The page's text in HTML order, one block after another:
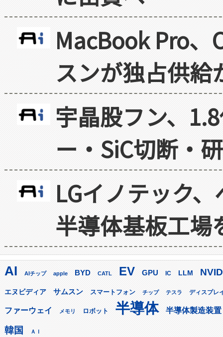
MacBook Pro
スンが独占供給
宇晶股フン、
ー・SiC切断・
LGイノテック
半導体基板工場
AI AIチップ apple BYD CATL EV GPU IC LLM
エヌビディア サムスン スマートフォン チップ テスラ ディスプレ
ファーウェイ メモリ ロボット 半導体 半導体製造装置
韓国 ＡＩ